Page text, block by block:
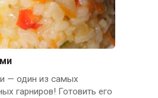
— один из самых
гарниров! Готовить его